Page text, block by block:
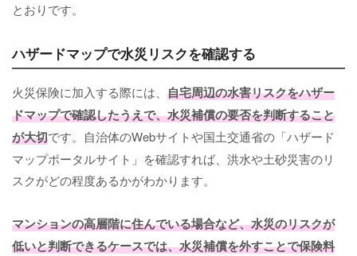
とおりです。
ハザードマップで水災リスクを確認する
火災保険に加入する際には、 自宅周辺の水害リスクをハザー
ドマップで確認したうえで、水災補償の要否を判断すること
が大切です。自治体のWebサイトや国土交通省の「ハザード
マップポータルサイト」を確認すれば、洪水や土砂災害のリ
スクがどの程度あるかがわかります。
マンションの高層階に住んでいる場合など、水災のリスクが
低いと判断できるケースでは、水災補償を外すことで保険料